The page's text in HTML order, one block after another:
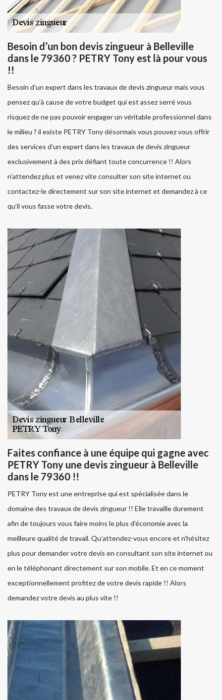
Besoin d’un bon devis zingueur à Belleville
dans le 79360 ? PETRY Tony est là pour vous
!!
Besoin d’un expert dans les travaux de devis zingueur mais vous
pensez qu’à cause de votre budget qui est assez serré vous
risquez de ne pas pouvoir engager un véritable professionnel dans
le milieu ? il existe PETRY Tony désormais vous pouvez vous offrir
des services d’un expert dans les travaux de devis zingueur
exclusivement à des prix défiant toute concurrence !! Alors
n’attendez plus et venez vite consulter son site internet ou
contactez-le directement sur son site internet et demandez à ce
qu’il vous fasse votre devis.
Faites confiance à une équipe qui gagne avec
PETRY Tony une devis zingueur à Belleville
dans le 79360 !!
PETRY Tony est une entreprise qui est spécialisée dans le
domaine des travaux de devis zingueur !! Elle travaille durement
afin de toujours vous faire moins le plus d’économie avec la
meilleure qualité de travail. Qu’attendez-vous encore et n’hésitez
plus pour demander votre devis en consultant son site internet ou
en le téléphonant directement sur son mobile. Et en ce moment
exceptionnellement profitez de votre devis rapide !! Alors
demandez votre devis au plus vite !!